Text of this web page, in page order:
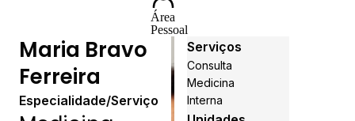
Área
Pessoal
Maria Bravo
Ferreira
Especialidade/Serviço
Serviços
Consulta
Medicina
Interna